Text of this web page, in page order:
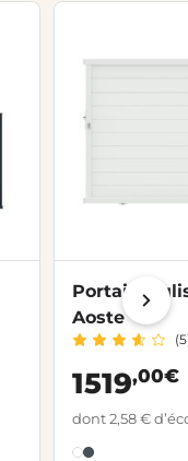
Portail
Aoste
1519,00€
dont 2,58 €